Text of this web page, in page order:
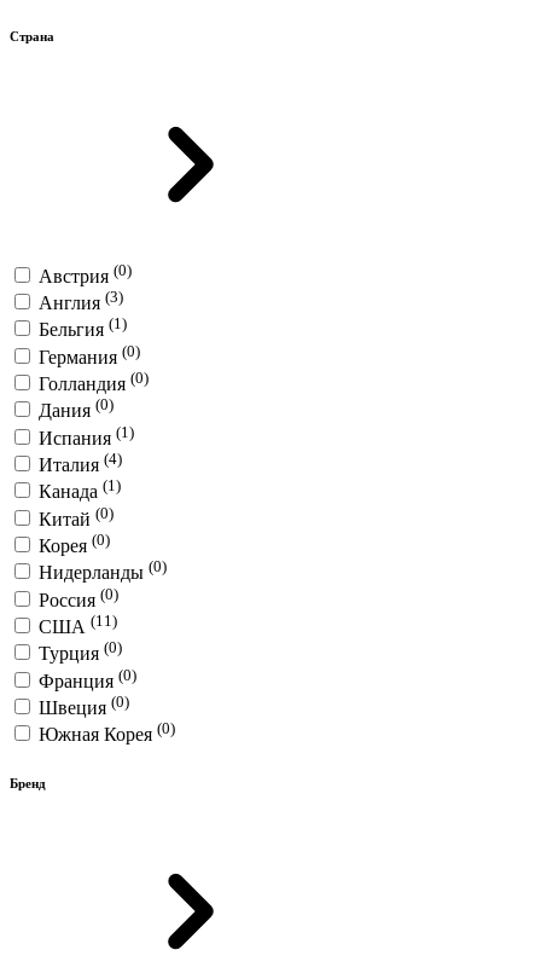
Страна
Австрия (0)
Англия (3)
Бельгия (1)
Германия (0)
Голландия (0)
Дания (0)
Испания (1)
Италия (4)
Канада (1)
Китай (0)
Корея (0)
Нидерланды (0)
Россия (0)
США (11)
Турция (0)
Франция (0)
Швеция (0)
Южная Корея (0)
Бренд